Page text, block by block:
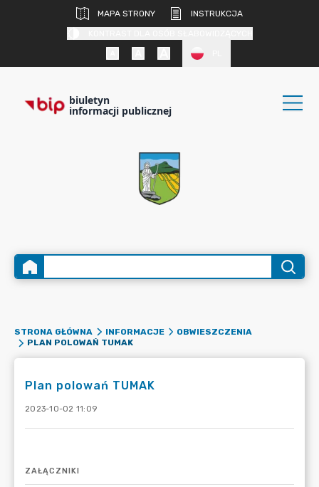
MAPA STRONY
INSTRUKCJA
biuletyn
informacji publicznej
STRONA GŁÓWNA INFORMACJE
OBWIESZCZENIA
PLAN POLOWAŃ TUMAK
Plan polowań TUMAK
2023-10-02 11:09
ZAŁĄCZNIKI